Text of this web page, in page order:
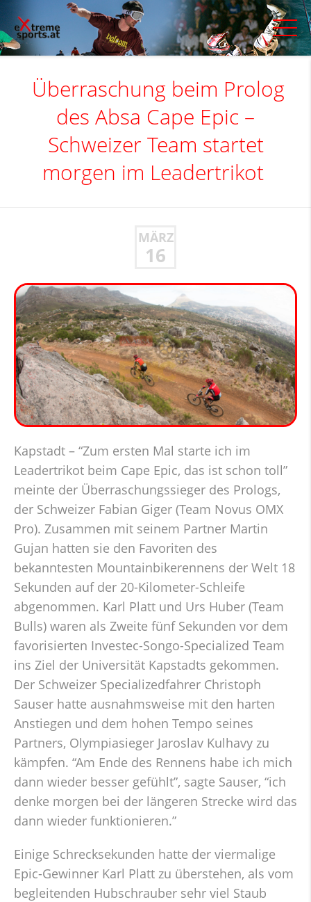
Überraschung beim Prolog
des Absa Cape Epic –
Schweizer Team startet
morgen im Leadertrikot
MÄRZ
16
Kapstadt – “Zum ersten Mal starte ich im
Leadertrikot beim Cape Epic, das ist schon toll”
meinte der Überraschungssieger des Prologs,
der Schweizer Fabian Giger (Team Novus OMX
Pro). Zusammen mit seinem Partner Martin
Gujan hatten sie den Favoriten des
bekanntesten Mountainbikerennens der Welt 18
Sekunden auf der 20-Kilometer-Schleife
abgenommen. Karl Platt und Urs Huber (Team
Bulls) waren als Zweite fünf Sekunden vor dem
favorisierten Investec-Songo-Specialized Team
ins Ziel der Universität Kapstadts gekommen.
Der Schweizer Specializedfahrer Christoph
Sauser hatte ausnahmsweise mit den harten
Anstiegen und dem hohen Tempo seines
Partners, Olympiasieger Jaroslav Kulhavy zu
kämpfen. “Am Ende des Rennens habe ich mich
dann wieder besser gefühlt”, sagte Sauser, “ich
denke morgen bei der längeren Strecke wird das
dann wieder funktionieren.”
Einige Schrecksekunden hatte der viermalige
Epic-Gewinner Karl Platt zu überstehen, als vom
begleitenden Hubschrauber sehr viel Staub